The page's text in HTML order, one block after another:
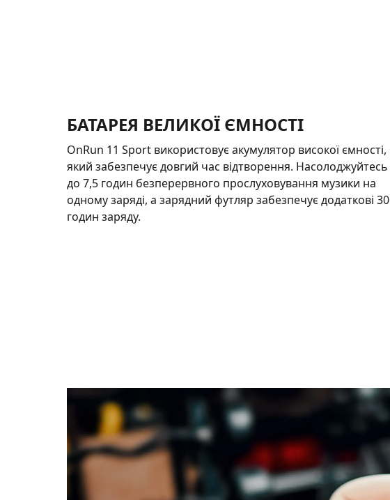
БАТАРЕЯ ВЕЛИКОЇ ЄМНОСТІ
OnRun 11 Sport використовує акумулятор високої ємності,
який забезпечує довгий час відтворення. Насолоджуйтесь
до 7,5 годин безперервного прослуховування музики на
одному заряді, а зарядний футляр забезпечує додаткові 30
годин заряду.